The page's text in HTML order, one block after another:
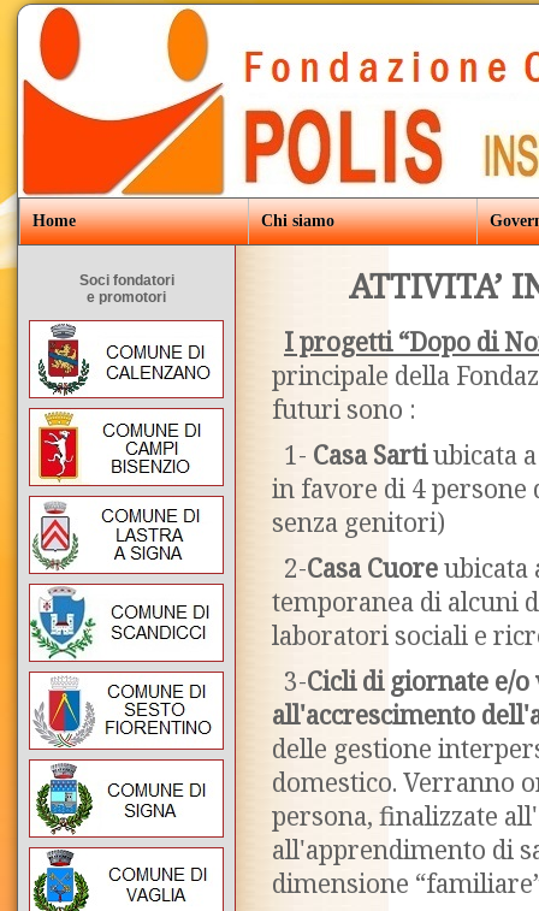
Home Chi siamo
Soci fondatori
e promotori
ATTIVITA’
I progetti “Dopo di
principale della
futuri sono :
1- Casa Sartiubicata
in favore di 4
senza genitori)
2-Casa Cuoreubicata
temporanea di alcuni
laboratori sociali e
3-Cicli di giornate e/
all'accrescimento
delle gestione
domestico. Verranno
persona, finalizzate
all'apprendimento di
dimensione